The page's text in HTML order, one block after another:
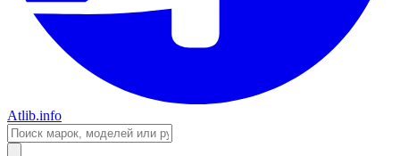
Atlib.info